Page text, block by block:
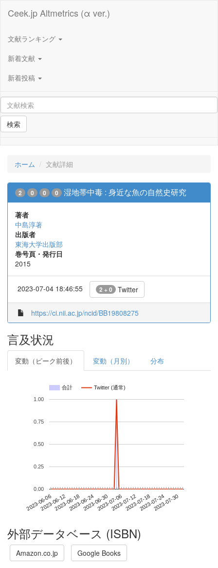
Ceek.jp Altmetrics (α ver.)
文献ランキング
新着文献
新着投稿
検索
ホーム 文献詳細
2 0 0 0 湿地帯中毒 : 身近な魚の自然史研究
著者
中島淳著
出版者
東海大学出版部
巻号頁・発行日
2015
2023-07-04 18:46:55 2 + 0 Twitter
https://ci.nii.ac.jp/ncid/BB19808275
言及状況
変動（ピーク前後） 変動（月別） 分布
合計 Twitter (通常)
2023-06-062023-06-122023-06-182023-06-242023-06-302023-07-062023-07-122023-07-182023-07-242023-07-30
0.00
0.25
0.50
0.75
1.00
外部データベース (ISBN)
Amazon.co.jp Google Books